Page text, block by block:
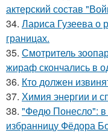
актерский состав
34. Лариса Гузеева о
границах.
35. Смотритель
жираф скончались в
36. Кто должен
37. Химия энергии и
38. "Федю Понесло": в
избранницу Фёдора